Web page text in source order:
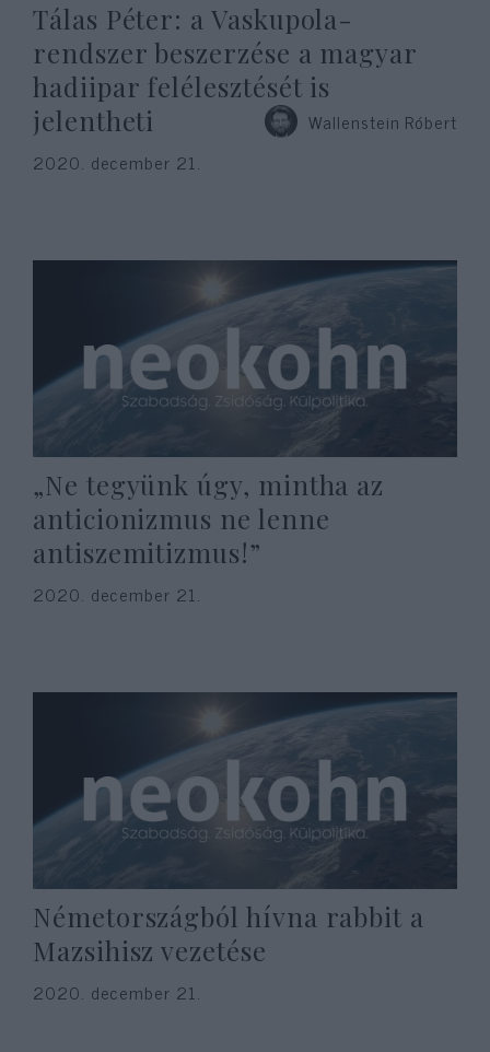
Tálas Péter: a Vaskupola-
rendszer beszerzése a magyar
hadiipar felélesztését is
jelentheti
Wallenstein Róbert
2020. december 21.
„Ne tegyünk úgy, mintha az
anticionizmus ne lenne
antiszemitizmus!”
2020. december 21.
Németországból hívna rabbit a
Mazsihisz vezetése
2020. december 21.